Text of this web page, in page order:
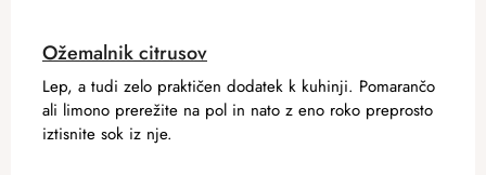
Ožemalnik citrusov
Lep, a tudi zelo praktičen dodatek k kuhinji. Pomarančo
ali limono prerežite na pol in nato z eno roko preprosto
iztisnite sok iz nje.